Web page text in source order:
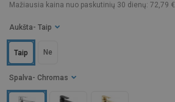
Mažiausia kaina nuo paskutinių 30 dienų: 72,79 €
Spalva - Chromas
Aukšta - Taip
Ne
Taip